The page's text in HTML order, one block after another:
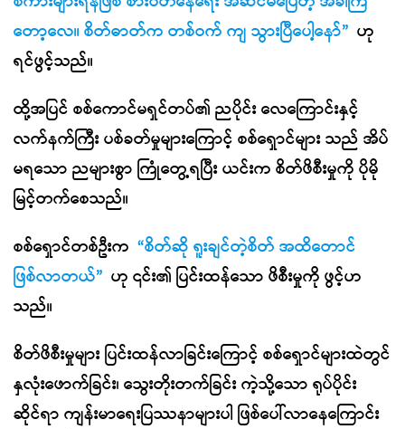
တော့လေ။ စိတ်ဓာတ်က တစ်ဝက် ကျ သွားပြီပေါ့နော်” ဟု
ရင်ဖွင့်သည်။
ထို့အပြင် စစ်ကောင်မရှင်တပ်၏ ညပိုင်း လေကြောင်းနှင့်
လက်နက်ကြီး ပစ်ခတ်မှုများကြောင့် စစ်ရှောင်များ သည် အိပ်
မရသော ညများစွာ ကြုံတွေ့ရပြီး ယင်းက စိတ်ဖိစီးမှုကို ပိုမို
မြင့်တက်စေသည်။
စစ်ရှောင်တစ်ဦးက “စိတ်ဆို ရူးချင်တဲ့စိတ် အထိတောင်
ဖြစ်လာတယ်” ဟု ၎င်း၏ ပြင်းထန်သော ဖိစီးမှုကို ဖွင့်ဟ
သည်။
စိတ်ဖိစီးမှုများ ပြင်းထန်လာခြင်းကြောင့် စစ်ရှောင်များထဲတွင်
နှလုံးဖောက်ခြင်း၊ သွေးတိုးတက်ခြင်း ကဲ့သို့သော ရုပ်ပိုင်း
ဆိုင်ရာ ကျန်းမာရေးပြဿနာများပါ ဖြစ်ပေါ်လာနေကြောင်း